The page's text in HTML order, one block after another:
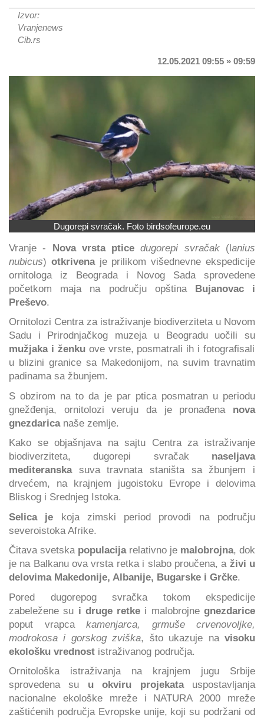
Izvor:
Vranjenews
Cib.rs
12.05.2021 09:55 » 09:59
Dugorepi svračak. Foto birdsofeurope.eu
Vranje - Nova vrsta ptice dugorepi svračak(lanius
nubicus) otkrivenaje prilikom višednevne ekspedicije
ornitologa iz Beograda i Novog Sada sprovedene
početkom maja na području opštinaBujanovac i
Preševo.
Ornitolozi Centra za istraživanje biodiverziteta u Novom
Sadu i Prirodnjačkog muzeja u Beogradu uočili su
mužjaka i ženkuove vrste, posmatrali ih i fotografisali
u blizini granice sa Makedonijom, na suvim travnatim
padinama sa žbunjem.
S obzirom na to da je par ptica posmatran u periodu
gnežđenja, ornitolozi veruju da je pronađena nova
gnezdaricanaše zemlje.
Kako se objašnjava na sajtu Centra za istraživanje
biodiverziteta, dugorepi svračak naseljava
mediteranskasuva travnata staništa sa žbunjem i
drvećem, na krajnjem jugoistoku Evrope i delovima
Bliskog i Srednjeg Istoka.
Selica je koja zimski period provodi na području
severoistoka Afrike.
Čitava svetska populacijarelativno je malobrojna, dok
je na Balkanu ova vrsta retka i slabo proučena, a živi u
delovima Makedonije, Albanije, Bugarske i Grčke.
Pored dugorepog svračka tokom ekspedicije
zabeležene su i druge retke i malobrojnegnezdarice
poput vrapca kamenjarca, grmuše crvenovoljke,
modrokosa i gorskog zviška, što ukazuje navisoku
ekološku vrednost istraživanog područja.
Ornitološka istraživanja na krajnjem jugu Srbije
sprovedena su u okviru projekatauspostavljanja
nacionalne ekološke mreže i NATURA 2000 mreže
zaštićenih područja Evropske unije, koji su podržani od